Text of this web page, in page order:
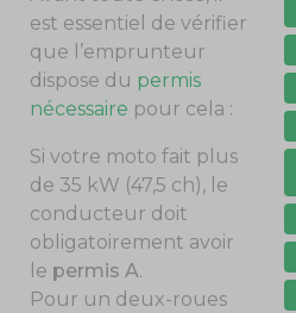
est essentiel de vérifier
que l’emprunteur
dispose du permis
nécessaire pour cela :
Si votre moto fait plus
de 35 kW (47,5 ch), le
conducteur doit
obligatoirement avoir
le permis A.
Pour un deux-roues